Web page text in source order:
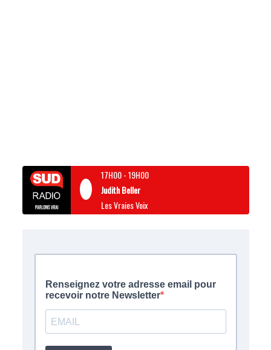
17H00-19H00
Judith Beller
Les Vraies Voix